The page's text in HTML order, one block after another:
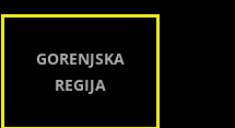
GORENJSKA
REGIJA